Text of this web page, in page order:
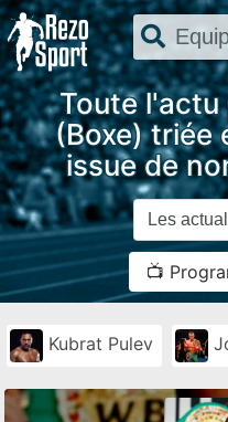
Toute l'actu
(Boxe) triée
issue de
📺
Kubrat Pulev